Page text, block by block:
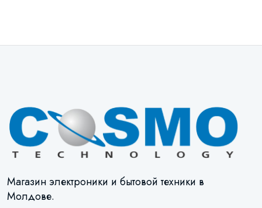
Магазин электроники и бытовой техники в
Молдове.